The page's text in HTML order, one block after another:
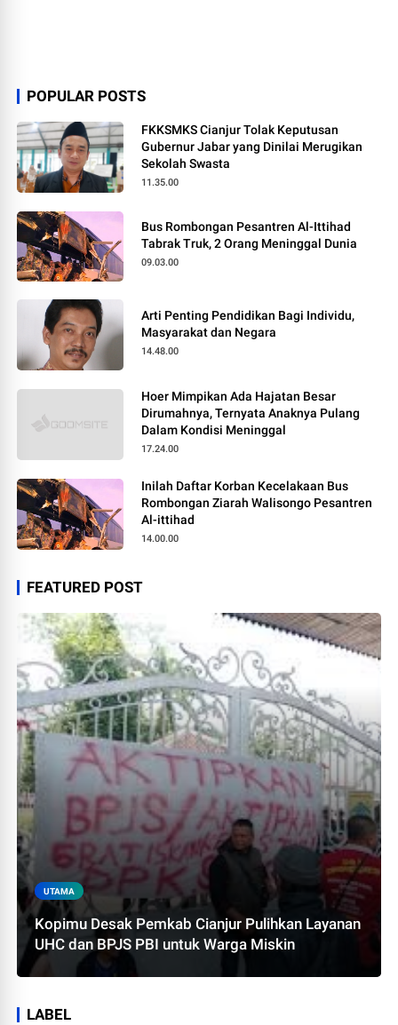
POPULAR POSTS
FKKSMKS Cianjur Tolak Keputusan
Gubernur Jabar yang Dinilai Merugikan
Sekolah Swasta
11.35.00
Bus Rombongan Pesantren Al-Ittihad
Tabrak Truk, 2 Orang Meninggal Dunia
09.03.00
Arti Penting Pendidikan Bagi Individu,
Masyarakat dan Negara
14.48.00
Hoer Mimpikan Ada Hajatan Besar
Dirumahnya, Ternyata Anaknya Pulang
Dalam Kondisi Meninggal
17.24.00
Inilah Daftar Korban Kecelakaan Bus
Rombongan Ziarah Walisongo Pesantren
Al-ittihad
14.00.00
FEATURED POST
UTAMA
Kopimu Desak Pemkab Cianjur Pulihkan Layanan
UHC dan BPJS PBI untuk Warga Miskin
LABEL